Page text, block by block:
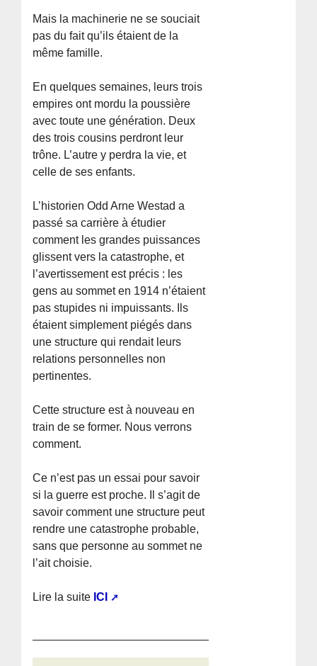
Mais la machinerie ne se souciait
pas du fait qu’ils étaient de la
même famille.
En quelques semaines, leurs trois
empires ont mordu la poussière
avec toute une génération. Deux
des trois cousins perdront leur
trône. L’autre y perdra la vie, et
celle de ses enfants.
L’historien Odd Arne Westad a
passé sa carrière à étudier
comment les grandes puissances
glissent vers la catastrophe, et
l’avertissement est précis : les
gens au sommet en 1914 n’étaient
pas stupides ni impuissants. Ils
étaient simplement piégés dans
une structure qui rendait leurs
relations personnelles non
pertinentes.
Cette structure est à nouveau en
train de se former. Nous verrons
comment.
Ce n’est pas un essai pour savoir
si la guerre est proche. Il s’agit de
savoir comment une structure peut
rendre une catastrophe probable,
sans que personne au sommet ne
l’ait choisie.
Lire la suite ICI